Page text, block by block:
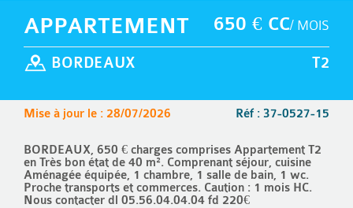
650 € CC/ MOIS
APPARTEMENT
T2
BORDEAUX
Réf : 37-0527-15
Mise à jour le : 28/07/2026
BORDEAUX, 650 € charges comprises Appartement T2
en Très bon état de 40 m². Comprenant séjour, cuisine
Aménagée équipée, 1 chambre, 1 salle de bain, 1 wc.
Proche transports et commerces. Caution : 1 mois HC.
Nous contacter dl 05.56.04.04.04 fd 220€